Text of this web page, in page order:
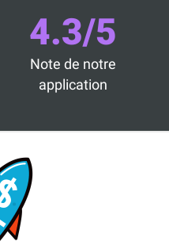
4.3/5
Note de notre
application